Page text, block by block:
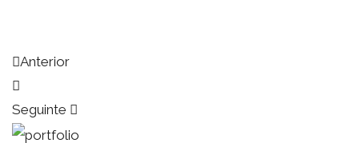
Anterior
Seguinte